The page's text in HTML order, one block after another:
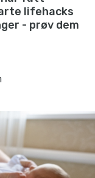
lifehacks
- prøv dem